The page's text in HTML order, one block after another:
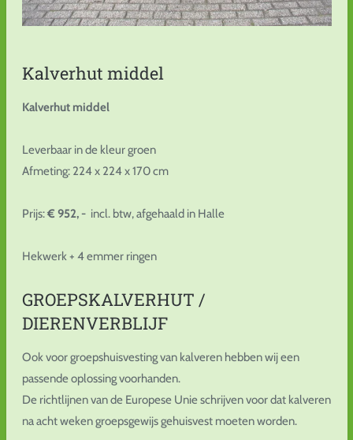
Kalverhut middel
Kalverhut middel
Leverbaar in de kleur groen
Afmeting: 224 x 224 x 170 cm
Prijs:€ 952, - incl. btw, afgehaald in Halle
Hekwerk + 4 emmer ringen
GROEPSKALVERHUT /
DIERENVERBLIJF
Ook voor groepshuisvesting van kalveren hebben wij een
passende oplossing voorhanden.
De richtlijnen van de Europese Unie schrijven voor dat kalveren
na acht weken groepsgewijs gehuisvest moeten worden.